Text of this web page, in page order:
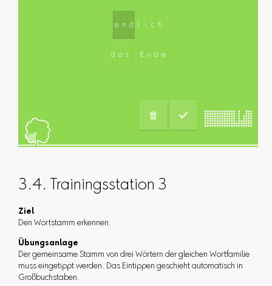
3.4. Trainingsstation 3
Ziel
Den Wortstamm erkennen.
Übungsanlage
Der gemeinsame Stamm von drei Wörtern der gleichen Wortfamilie
muss eingetippt werden. Das Eintippen geschieht automatisch in
Großbuchstaben.